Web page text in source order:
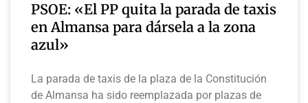
PSOE: «El PP quita la parada de taxis
en Almansa para dársela a la zona
azul»
La parada de taxis de la plaza de la Constitución
de Almansa ha sido reemplazada por plazas de